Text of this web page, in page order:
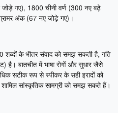
गए), 1800 चीनी वर्ण (300 नए बढ़े
अंक (67 नए जोड़े गए)।
शब्दों के भीतर संवाद को समझ सकती है, गति
है। बातचीत में भाषा रोगों और सुधार जैसे
सटीक रूप से स्पीकर के सही इरादों को
सांस्कृतिक सामग्री को समझ सकते हैं।